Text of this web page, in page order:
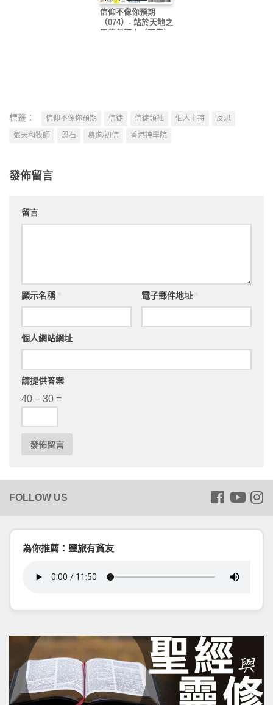
信仰不像你預期
（074）- 站於天地之
間的年輕人（下集）
標籤： 信仰不像你預期 信徒 信徒領袖 個人主持
反思
張天和牧師
恩石 慕道/初信 香港神學院
發佈留言
留言
顯示名稱 電子郵件地址
個人網站網址
請提供答案
40 − 30 =
為你推薦：靈旅有貧友